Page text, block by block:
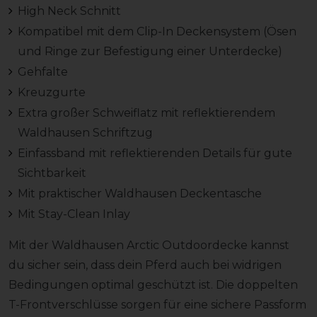
High Neck Schnitt
Kompatibel mit dem Clip-In Deckensystem (Ösen
und Ringe zur Befestigung einer Unterdecke)
Gehfalte
Kreuzgurte
Extra großer Schweiflatz mit reflektierendem
Waldhausen Schriftzug
Einfassband mit reflektierenden Details für gute
Sichtbarkeit
Mit praktischer Waldhausen Deckentasche
Mit Stay-Clean Inlay
Mit der Waldhausen Arctic Outdoordecke kannst
du sicher sein, dass dein Pferd auch bei widrigen
Bedingungen optimal geschützt ist. Die doppelten
T-Frontverschlüsse sorgen für eine sichere Passform